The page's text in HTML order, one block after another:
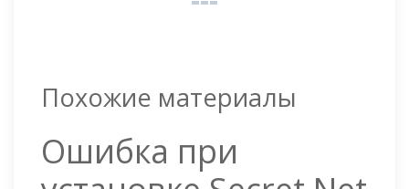
Похожие материалы
Ошибка при